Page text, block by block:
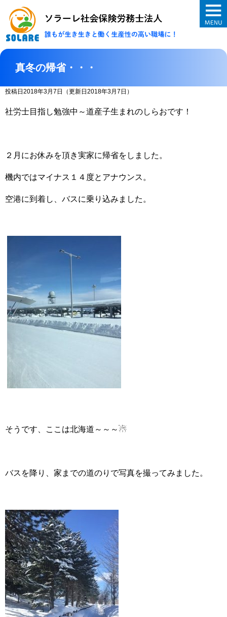
ソラーレ社会保
真冬の帰省・・・
投稿日2018年3月7日 （更新日2018年3月7日）
社労士目指し勉強中～道産子生まれのしらおです！
２月にお休みを頂き実家に帰省をしました。
機内ではマイナス１４度とアナウンス。
空港に到着し、バスに乗り込みました。
そうです、ここは北海道～～～☃
バスを降り、家までの道のりで写真を撮ってみました。